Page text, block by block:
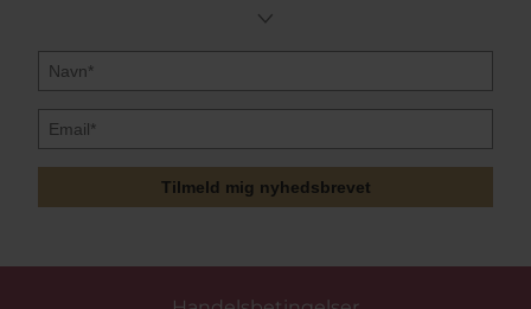
Tilmeld mig nyhedsbrevet